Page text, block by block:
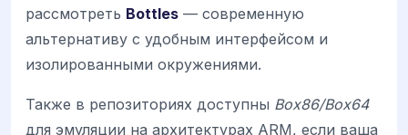
рассмотреть Bottles — современную
альтернативу с удобным интерфейсом и
изолированными окружениями.
Также в репозиториях доступны Box86/Box64
для эмуляции на архитектурах ARM, если ваша